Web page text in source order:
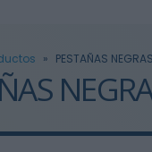
» PESTAÑAS